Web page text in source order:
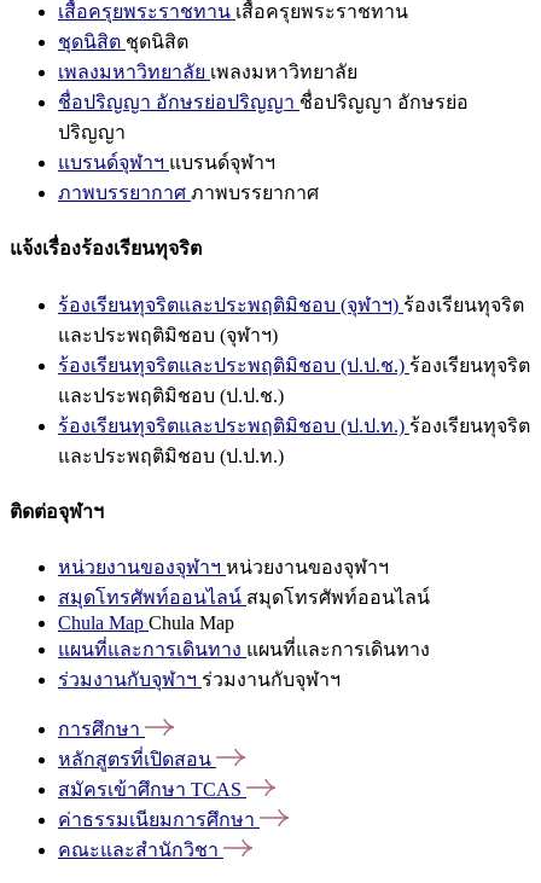
เสื้อครุยพระราชทาน เสื้อครุยพระราชทาน
ชุดนิสิต ชุดนิสิต
เพลงมหาวิทยาลัย เพลงมหาวิทยาลัย
ชื่อปริญญา อักษรย่อปริญญา ชื่อปริญญา อักษรย่อ
ปริญญา
แบรนด์จุฬาฯ แบรนด์จุฬาฯ
ภาพบรรยากาศ ภาพบรรยากาศ
แจ้งเรื่องร้องเรียนทุจริต
ร้องเรียนทุจริตและประพฤติมิชอบ (จุฬาฯ) ร้องเรียนทุจริต
และประพฤติมิชอบ (จุฬาฯ)
ร้องเรียนทุจริตและประพฤติมิชอบ (ป.ป.ช.) ร้องเรียนทุจริต
และประพฤติมิชอบ (ป.ป.ช.)
ร้องเรียนทุจริตและประพฤติมิชอบ (ป.ป.ท.) ร้องเรียนทุจริต
และประพฤติมิชอบ (ป.ป.ท.)
ติดต่อจุฬาฯ
หน่วยงานของจุฬาฯ หน่วยงานของจุฬาฯ
สมุดโทรศัพท์ออนไลน์ สมุดโทรศัพท์ออนไลน์
Chula Map Chula Map
แผนที่และการเดินทาง แผนที่และการเดินทาง
ร่วมงานกับจุฬาฯ ร่วมงานกับจุฬาฯ
การศึกษา
หลักสูตรที่เปิดสอน
สมัครเข้าศึกษา TCAS
ค่าธรรมเนียมการศึกษา
คณะและสำนักวิชา